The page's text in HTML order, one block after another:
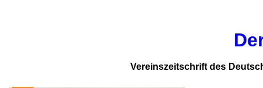
Vereinszeitschrift des